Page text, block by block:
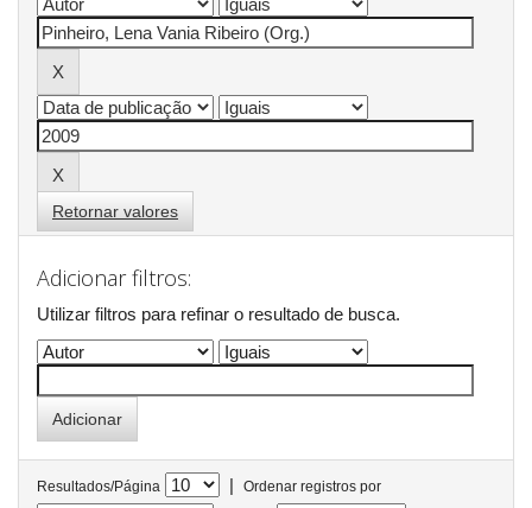
Retornar valores
Adicionar filtros:
Utilizar filtros para refinar o resultado de busca.
Resultados/Página |
Ordenar registros por